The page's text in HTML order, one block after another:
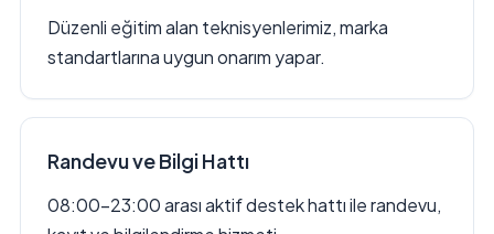
Düzenli eğitim alan teknisyenlerimiz, marka
standartlarına uygun onarım yapar.
Randevu ve Bilgi Hattı
08:00–23:00 arası aktif destek hattı ile randevu,